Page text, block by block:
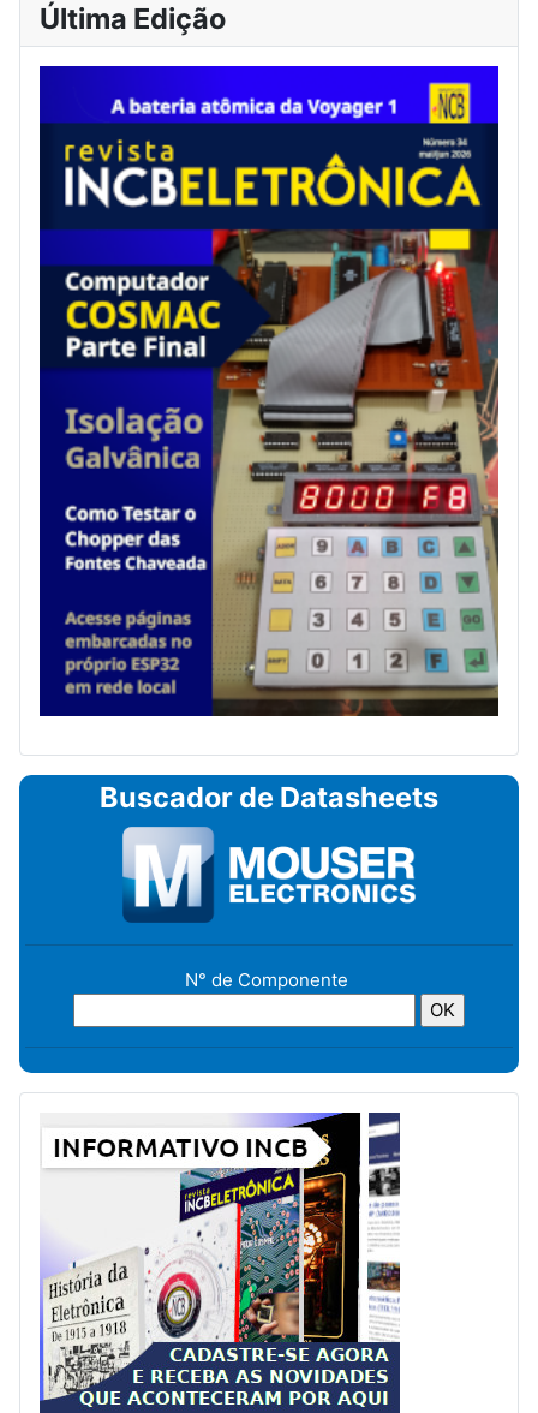
Última Edição
Buscador de Datasheets
N° de Componente